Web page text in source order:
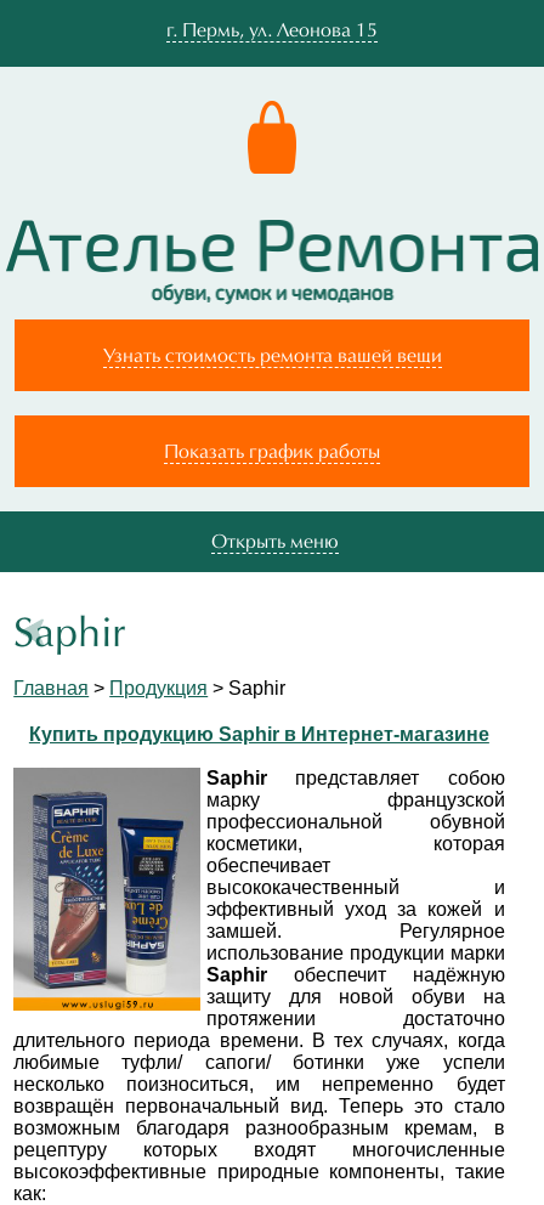
г. Пермь, ул. Леонова 15
Узнать стоимость ремонта вашей вещи
Показать график работы
Открыть меню
Saphir
Главная > Продукция > Saphir
Купить продукцию Saphir в Интернет-магазине
Saphir представляет собою
марку французской
профессиональной обувной
косметики, которая
обеспечивает
высококачественный и
эффективный уход за кожей и
замшей. Регулярное
использование продукции марки
Saphir обеспечит надёжную
защиту для новой обуви на
протяжении достаточно
длительного периода времени. В тех случаях, когда
любимые туфли/ сапоги/ ботинки уже успели
несколько поизноситься, им непременно будет
возвращён первоначальный вид. Теперь это стало
возможным благодаря разнообразным кремам, в
рецептуру которых входят многочисленные
высокоэффективные природные компоненты, такие
как: